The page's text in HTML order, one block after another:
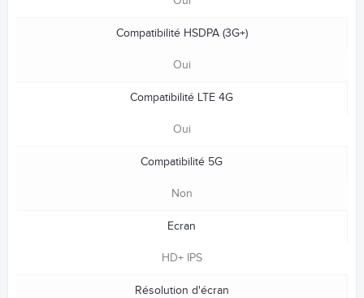
Compatibilité HSDPA (3G+)
Oui
Compatibilité LTE 4G
Oui
Compatibilité 5G
Non
Ecran
HD+ IPS
Résolution d'écran